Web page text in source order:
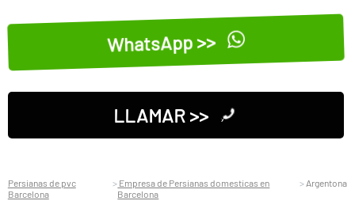
WhatsApp >>
LLAMAR >>
Persianas de pvc
Barcelona
Empresa de Persianas domesticas en
Barcelona
Argentona